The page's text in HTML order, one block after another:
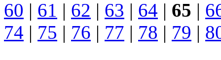
60 | 61 | 62 | 63 | 64 | 65 |
74 | 75 | 76 | 77 | 78 | 79 |